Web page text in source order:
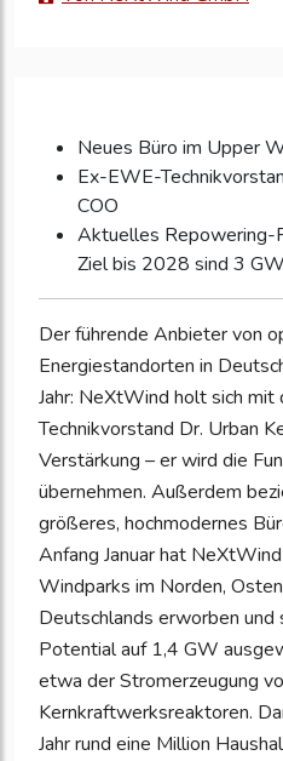
Neues Büro im Upper
Ex-EWE-
COO
Aktuelles Repowering-
Ziel bis 2028 sind 3 GW
Der führende Anbieter von
Energiestandorten in
Jahr: NeXtWind holt sich
Technikvorstand Dr. Urban
Verstärkung – er wird die
übernehmen. Außerdem
größeres, hochmodernes
Anfang Januar hat
Windparks im Norden,
Deutschlands erworben
Potential auf 1,4 GW
etwa der Stromerzeugung
Kernkraftwerksreaktoren.
Jahr rund eine Million